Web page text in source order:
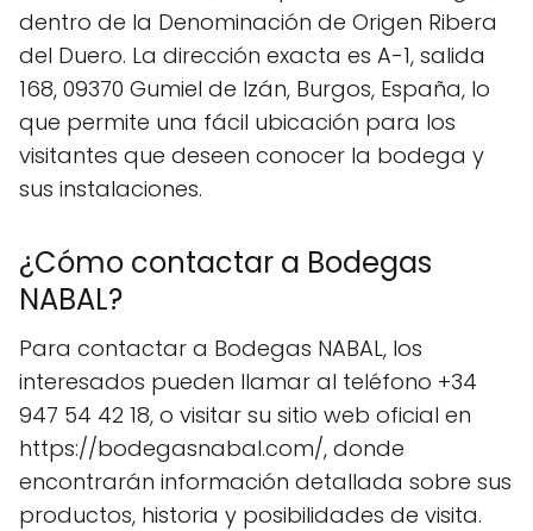
dentro de la Denominación de Origen Ribera
del Duero. La dirección exacta es A-1, salida
168, 09370 Gumiel de Izán, Burgos, España, lo
que permite una fácil ubicación para los
visitantes que deseen conocer la bodega y
sus instalaciones.
¿Cómo contactar a Bodegas
NABAL?
Para contactar a Bodegas NABAL, los
interesados pueden llamar al teléfono +34
947 54 42 18, o visitar su sitio web oficial en
https://bodegasnabal.com/, donde
encontrarán información detallada sobre sus
productos, historia y posibilidades de visita.